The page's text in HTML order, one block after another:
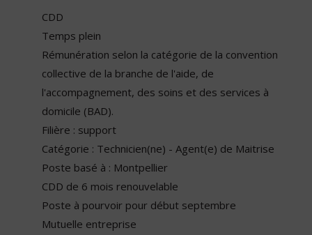
CDD
Temps plein
Rémunération selon la catégorie de la convention
collective de la branche de l'aide, de
l'accompagnement, des soins et des services à
domicile (BAD).
Filière : support
Catégorie : Technicien(ne) - Agent(e) de Maitrise
Poste basé à : Montpellier
CDD de 6 mois renouvelable
Poste à pourvoir pour début septembre
Mutuelle entreprise